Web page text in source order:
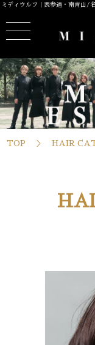
ミディウルフ｜表参道・南青山/
TOP HAIR